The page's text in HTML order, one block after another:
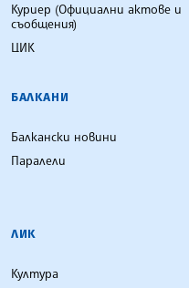
Куриер (Официални актове и
съобщения)
ЦИК
БАЛКАНИ
Балкански новини
Паралели
ЛИК
Култура